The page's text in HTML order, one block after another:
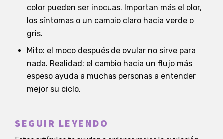
color pueden ser inocuas. Importan más el olor,
los síntomas o un cambio claro hacia verde o
gris.
Mito: el moco después de ovular no sirve para
nada. Realidad: el cambio hacia un flujo más
espeso ayuda a muchas personas a entender
mejor su ciclo.
SEGUIR LEYENDO